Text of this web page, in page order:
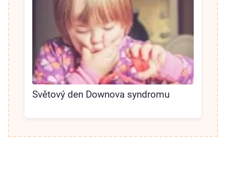
Světový den Downova syndromu